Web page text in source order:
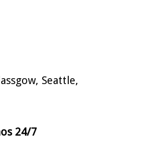
Seattle,
24/7